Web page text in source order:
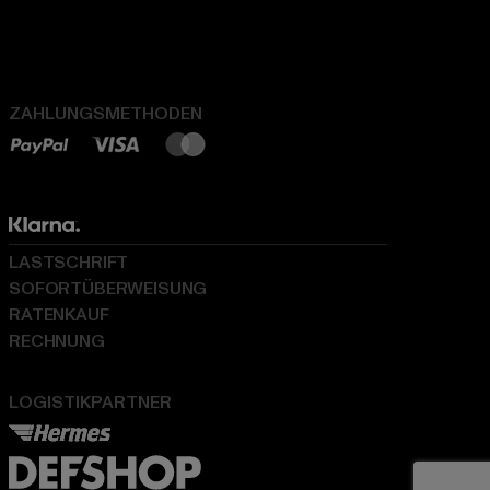
ZAHLUNGSMETHODEN
LOGISTIKPARTNER
LASTSCHRIFT
SOFORTÜBERWEISUNG
RATENKAUF
RECHNUNG